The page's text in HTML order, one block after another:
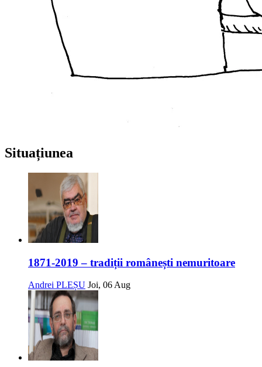
Situațiunea
1871-2019 – tradiții românești nemuritoare
Andrei PLEȘU Joi, 06 Aug